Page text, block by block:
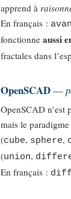
apprend à
En français :
fonctionneaussi
fractales dans
OpenSCAD—
OpenSCAD
mais le
(cube, sphere,
(union,
En français :